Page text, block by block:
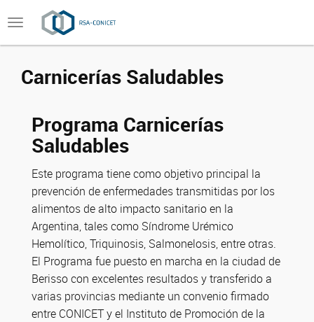
Toggle
navigation
Carnicerías Saludables
Programa Carnicerías
Saludables
Este programa tiene como objetivo principal la
prevención de enfermedades transmitidas por los
alimentos de alto impacto sanitario en la
Argentina, tales como Síndrome Urémico
Hemolítico, Triquinosis, Salmonelosis, entre otras.
El Programa fue puesto en marcha en la ciudad de
Berisso con excelentes resultados y transferido a
varias provincias mediante un convenio firmado
entre CONICET y el Instituto de Promoción de la